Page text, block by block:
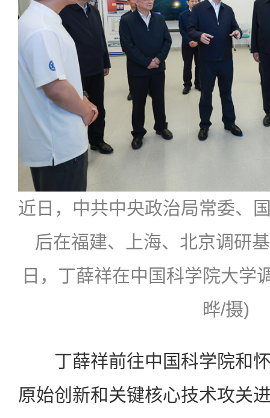
近日，中共中央政治局常委、
后在福建、上海、北京调研
日，丁薛祥在中国科学院大学
晔/摄)
丁薛祥前往中国科学院和怀
原始创新和关键核心技术攻关